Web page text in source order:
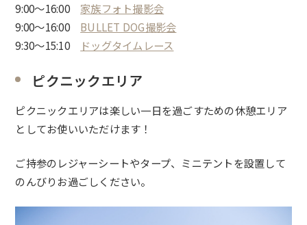
9:00〜16:00 家族フォト撮影会
9:00〜16:00 BULLET DOG撮影会
9:30〜15:10
ドッグタイムレース
ピクニックエリア
ピクニックエリアは楽しい一日を過ごすための休憩エリア
としてお使いいただけます！
ご持参のレジャーシートやタープ、ミニテントを設置して
のんびりお過ごしください。